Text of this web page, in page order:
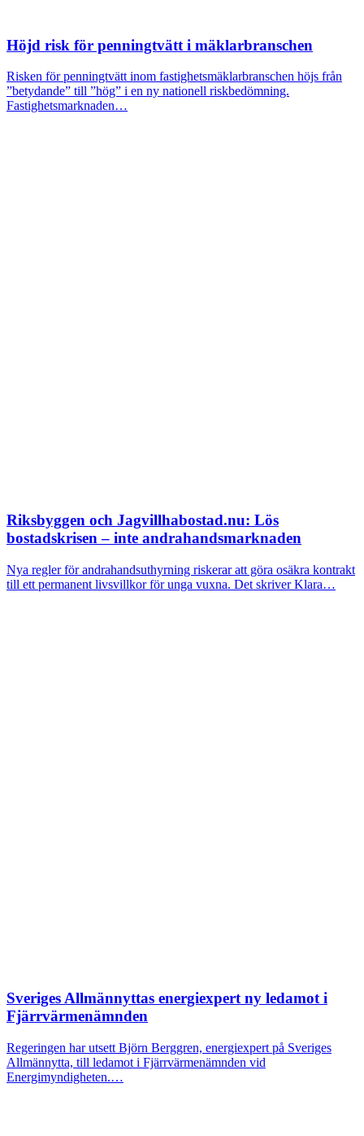
Höjd risk för penningtvätt i mäklarbranschen
Risken för penningtvätt inom fastighetsmäklarbranschen höjs från
”betydande” till ”hög” i en ny nationell riskbedömning.
Fastighetsmarknaden…
Riksbyggen och Jagvillhabostad.nu: Lös
bostadskrisen – inte andrahandsmarknaden
Nya regler för andrahandsuthyrning riskerar att göra osäkra kontrakt
till ett permanent livsvillkor för unga vuxna. Det skriver Klara…
Sveriges Allmännyttas energiexpert ny ledamot i
Fjärrvärmenämnden
Regeringen har utsett Björn Berggren, energiexpert på Sveriges
Allmännytta, till ledamot i Fjärrvärmenämnden vid
Energimyndigheten.…